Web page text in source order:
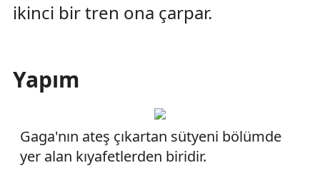
ikinci bir tren ona çarpar.
Yapım
Gaga'nın ateş çıkartan sütyeni bölümde
yer alan kıyafetlerden biridir.